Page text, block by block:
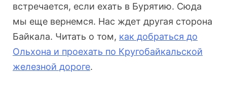
встречается, если ехать в Бурятию. Сюда
мы еще вернемся. Нас ждет другая сторона
Байкала. Читать о том, как добраться до
Ольхона и проехать по Кругобайкальской
железной дороге.